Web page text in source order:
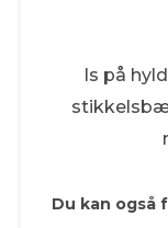
Is på
Du kan også